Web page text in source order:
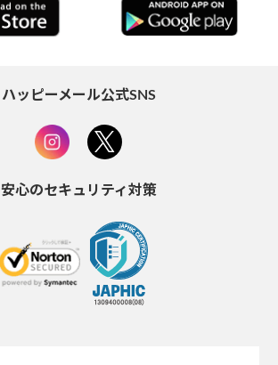
ハッピーメール公式SNS
安心のセキュリティ対策